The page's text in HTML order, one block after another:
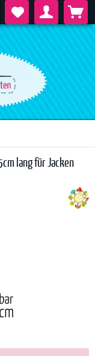
lang für Jacken